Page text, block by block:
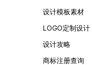
设计模板素材
LOGO定制设计
设计攻略
商标注册查询